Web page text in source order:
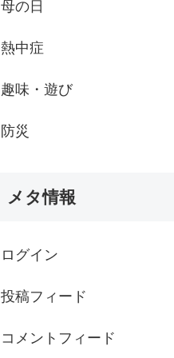
母の日
熱中症
趣味・遊び
防災
メタ情報
ログイン
投稿フィード
コメントフィード